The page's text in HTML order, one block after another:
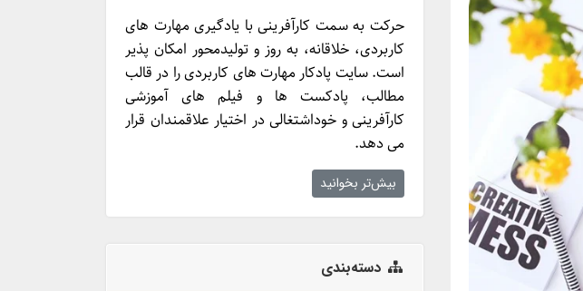
حرکت به سمت کارآفرینی با یادگیری مهارت­ های
کاربردی، خلاقانه، به روز و تولیدمحور امکان­ پذیر
است. سایت پادکار مهارت­ های کاربردی را در قالب
مطالب، پادکست­ ها و فیلم ­های آموزشی
کارآفرینی و خوداشتغالی در اختیار علاقمندان قرار
می ­دهد.
بیش‌تر بخوانید
دسته‌بندی